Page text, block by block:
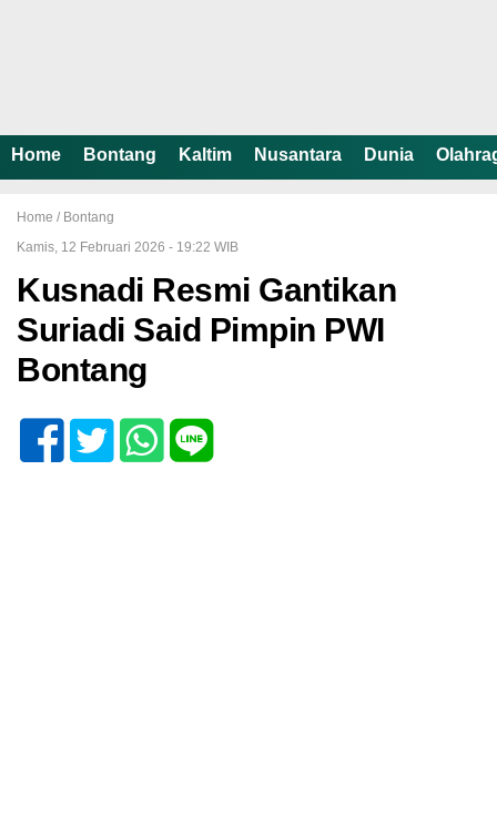
Home Bontang Kaltim Nusantara Dunia
Home / Bontang
Kamis, 12 Februari 2026 - 19:22 WIB
Kusnadi Resmi Gantikan
Suriadi Said Pimpin PWI
Bontang